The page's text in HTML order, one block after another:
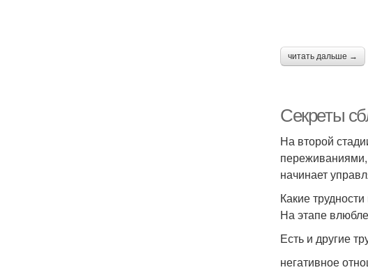
читать дальше →
Секреты
На второй
начинает
Какие
На этапе
Есть и другие
негативное